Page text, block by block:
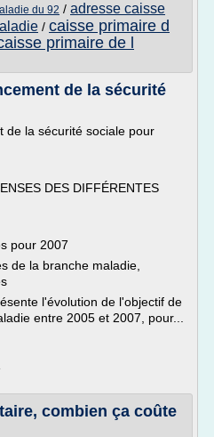
du 92 / adresse caisse
/ caisse primaire d
primaire de l
de la sécurité
de la sécurité sociale pour
DES DIFFÉRENTES
pour 2007
de la branche maladie,
l'évolution de l'objectif de
entre 2005 et 2007, pour...
combien ça coûte